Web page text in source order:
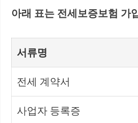
아래 표는 전세보증보험 가
서류명
전세 계약서
사업자 등록증